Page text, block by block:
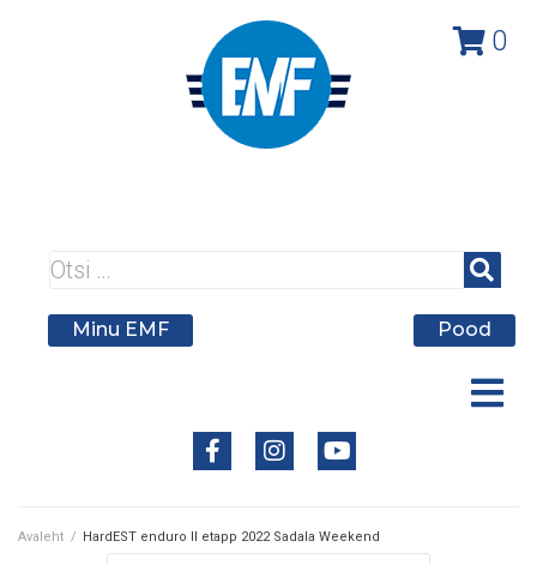
0
Minu EMF Pood
Avaleht / HardEST enduro II etapp 2022 Sadala Weekend